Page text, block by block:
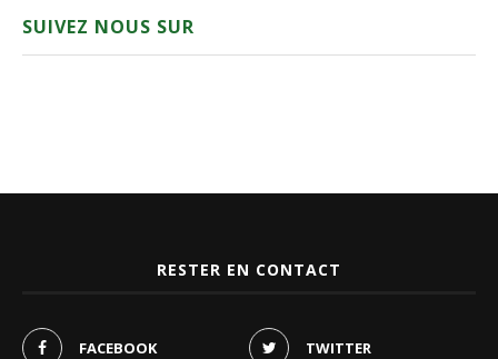
SUIVEZ NOUS SUR
RESTER EN CONTACT
FACEBOOK TWITTER